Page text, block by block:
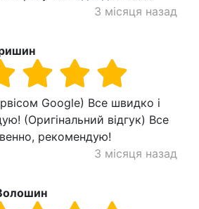
3 місяця назад
Google) Все швидко і
(Оригінальний відгук) Все
рекомендую!
3 місяця назад